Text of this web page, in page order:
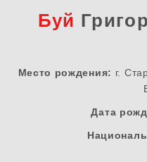
Буй
Место рождения: г.
Дата